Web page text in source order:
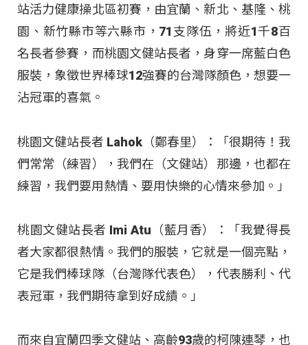
站活力健康操北區初賽，由宜蘭、新北、基隆、桃
園、新竹縣市等六縣市，71支隊伍，將近1千8百
名長者參賽，而桃園文健站長者，身穿一席藍白色
服裝，象徵世界棒球12強賽的台灣隊顏色，想要一
沾冠軍的喜氣。
桃園文健站長者 Lahok（鄭春里）：「很期待！我
們常常（練習），我們在（文健站）那邊，也都在
練習，我們要用熱情、要用快樂的心情來參加。」
桃園文健站長者 Imi Atu（藍月香）：「我覺得長
者大家都很熱情。我們的服裝，它就是一個亮點，
它是我們棒球隊（台灣隊代表色），代表勝利、代
表冠軍，我們期待拿到好成績。」
而來自宜蘭四季文健站、高齡93歲的柯陳連琴，也